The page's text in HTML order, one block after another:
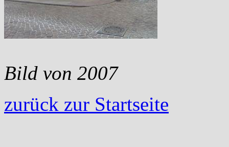
Bild von 2007
zurück zur Startseite